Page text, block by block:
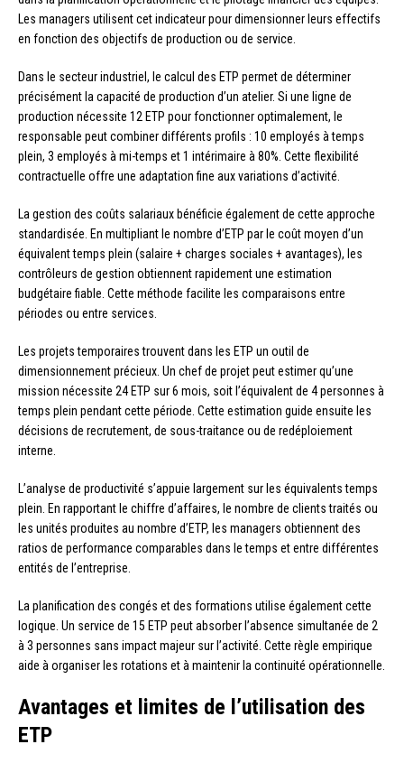
Les managers utilisent cet indicateur pour dimensionner leurs effectifs
en fonction des objectifs de production ou de service.
Dans le secteur industriel, le calcul des ETP permet de déterminer
précisément la capacité de production d’un atelier. Si une ligne de
production nécessite 12 ETP pour fonctionner optimalement, le
responsable peut combiner différents profils : 10 employés à temps
plein, 3 employés à mi-temps et 1 intérimaire à 80%. Cette flexibilité
contractuelle offre une adaptation fine aux variations d’activité.
La gestion des coûts salariaux bénéficie également de cette approche
standardisée. En multipliant le nombre d’ETP par le coût moyen d’un
équivalent temps plein (salaire + charges sociales + avantages), les
contrôleurs de gestion obtiennent rapidement une estimation
budgétaire fiable. Cette méthode facilite les comparaisons entre
périodes ou entre services.
Les projets temporaires trouvent dans les ETP un outil de
dimensionnement précieux. Un chef de projet peut estimer qu’une
mission nécessite 24 ETP sur 6 mois, soit l’équivalent de 4 personnes à
temps plein pendant cette période. Cette estimation guide ensuite les
décisions de recrutement, de sous-traitance ou de redéploiement
interne.
L’analyse de productivité s’appuie largement sur les équivalents temps
plein. En rapportant le chiffre d’affaires, le nombre de clients traités ou
les unités produites au nombre d’ETP, les managers obtiennent des
ratios de performance comparables dans le temps et entre différentes
entités de l’entreprise.
La planification des congés et des formations utilise également cette
logique. Un service de 15 ETP peut absorber l’absence simultanée de 2
à 3 personnes sans impact majeur sur l’activité. Cette règle empirique
aide à organiser les rotations et à maintenir la continuité opérationnelle.
Avantages et limites de l’utilisation des
ETP